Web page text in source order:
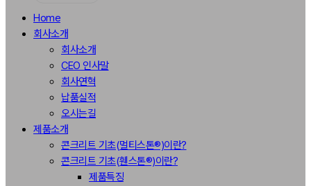
Home
회사소개
회사소개
CEO 인사말
회사연혁
납품실적
오시는길
제품소개
콘크리트 기초(멀티스톤®)이란?
콘크리트 기초(휀스톤®)이란?
제품특징